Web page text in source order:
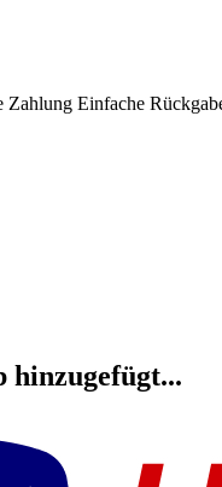
Zahlung Einfache